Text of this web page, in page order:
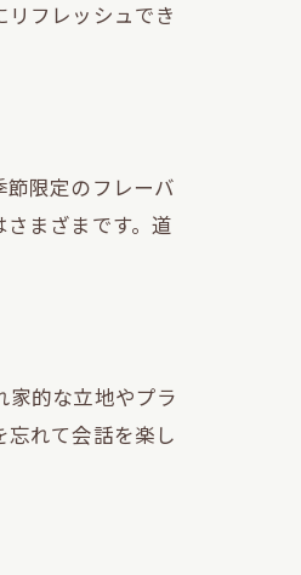
フレッシュでき
限定のフレーバ
まざまです。道
的な立地やプラ
れて会話を楽し